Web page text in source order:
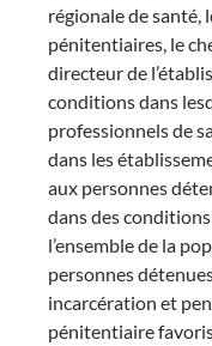
régionale de santé,
pénitentiaires, le
directeur de
conditions dans
professionnels de
dans les
aux personnes
dans des
l’ensemble de la
personnes
incarcération et
pénitentiaire